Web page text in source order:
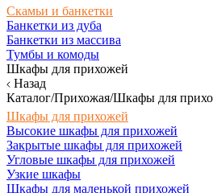
Скамьи и банкетки
Банкетки из дуба
Банкетки из массива
Тумбы и комоды
Шкафы для прихожей
Назад
Каталог/Прихожая/Шкафы для
Шкафы для прихожей
Высокие шкафы для прихожей
Закрытые шкафы для прихожей
Угловые шкафы для прихожей
Узкие шкафы
Шкафы для маленькой прихожей